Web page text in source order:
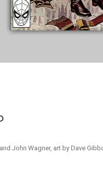
John Wagner, art by Dave